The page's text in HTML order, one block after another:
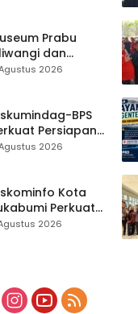
Prabu
dan
Keramik
500 Koleksi
2026
BPS
Persiapan
Ekonomi,
Beri Data
2026
Kota
Perkuat
Data2026